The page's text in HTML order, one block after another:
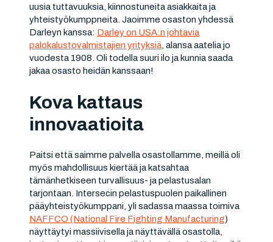
uusia tuttavuuksia, kiinnostuneita asiakkaita ja
yhteistyökumppneita. Jaoimme osaston yhdessä
Darleyn kanssa: Darley on USA:n johtavia
palokalustovalmistajien yrityksiä, alansa aatelia jo
vuodesta 1908. Oli todella suuri ilo ja kunnia saada
jakaa osasto heidän kanssaan!
Kova kattaus
innovaatioita
Paitsi että saimme palvella osastollamme, meillä oli
myös mahdollisuus kiertää ja katsahtaa
tämänhetkiseen turvallisuus- ja pelastusalan
tarjontaan. Intersecin pelastuspuolen paikallinen
pääyhteistyökumppani, yli sadassa maassa toimiva
NAFFCO (National Fire Fighting Manufacturing)
näyttäytyi massiivisella ja näyttävällä osastolla,